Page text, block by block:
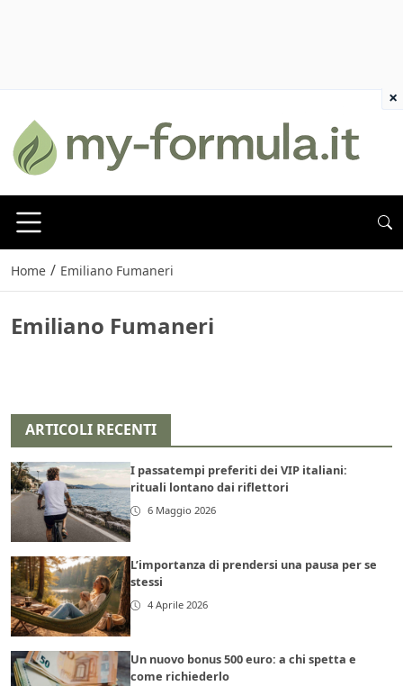
Home / Emiliano Fumaneri
Emiliano Fumaneri
ARTICOLI RECENTI
I passatempi preferiti dei VIP italiani:
rituali lontano dai riflettori
6 Maggio 2026
L’importanza di prendersi una pausa per se
stessi
4 Aprile 2026
Un nuovo bonus 500 euro: a chi spetta e
come richiederlo
×